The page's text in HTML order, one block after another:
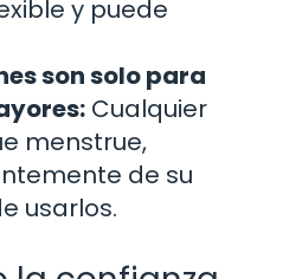
y puede
son solo para
Cualquier
menstrue,
de su
usarlos.